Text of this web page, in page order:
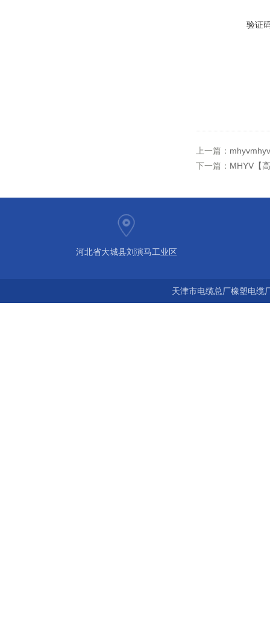
验证
上一篇：
下一篇： MHYV【
河北省大城县刘演马工业区
天津市电缆总厂橡塑电